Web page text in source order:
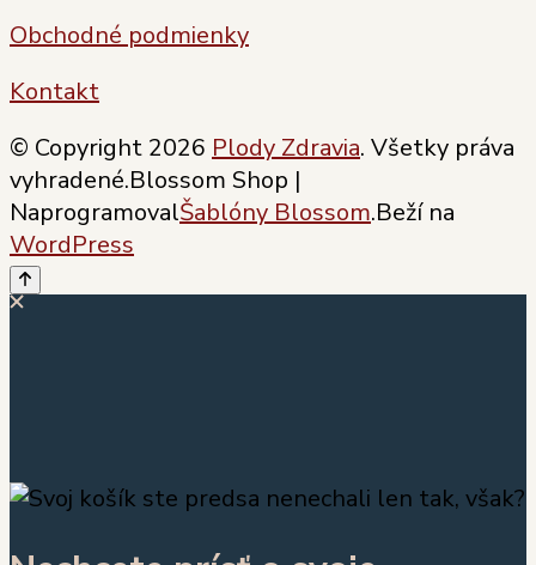
Obchodné podmienky
Kontakt
© Copyright 2026 Plody Zdravia. Všetky práva
vyhradené.Blossom Shop |
NaprogramovalŠablóny Blossom.Beží na
WordPress